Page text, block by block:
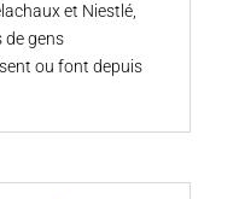
et Niestlé,
de gens
ou font depuis